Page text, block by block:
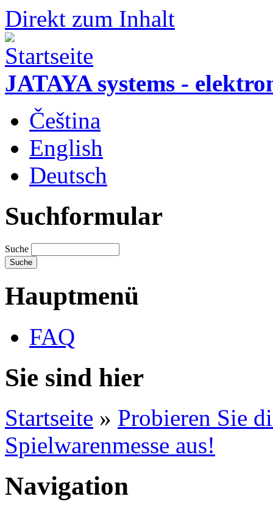
Direkt zum Inhalt
JATAYA systems -
Čeština
English
Deutsch
Suchformular
Suche
Hauptmenü
FAQ
Sie sind hier
Startseite » Probieren Sie
Spielwarenmesse aus!
Navigation